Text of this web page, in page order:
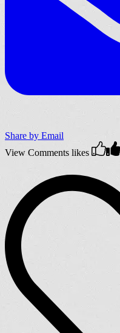
Share by Email
View Comments likes